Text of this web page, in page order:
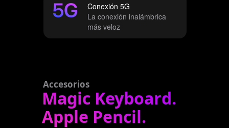
a
r
l
s
o
s
Conexión 5G
La conexión inalámbrica
más veloz
Accesorios
Magic Keyboard.
Apple Pencil.